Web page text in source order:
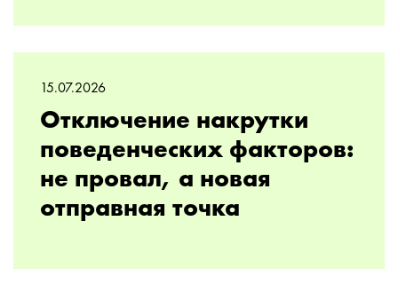
15.07.2026
Отключение накрутки
поведенческих факторов:
не провал, а новая
отправная точка